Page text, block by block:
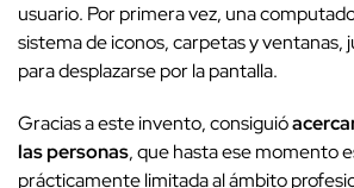
usuario. Por primera vez, una
sistema de iconos, carpetas y ventanas,
para desplazarse por la pantalla.
Gracias a este invento, consiguió
las personas, que hasta ese momento
prácticamente limitada al ámbito